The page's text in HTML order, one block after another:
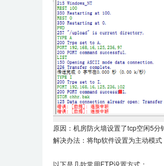
原因：机房防火墙设置了tcp空闲5分
解决办法：将ftp软件设置为主动模式
以下是几款常用FTP设置方式：